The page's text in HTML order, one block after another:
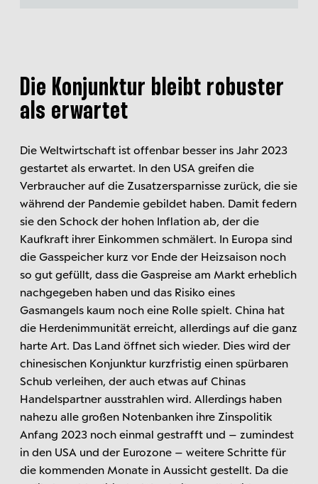
Die Konjunktur bleibt robuster
als erwartet
Die Weltwirtschaft ist offenbar besser ins Jahr 2023
gestartet als erwartet. In den USA greifen die
Verbraucher auf die Zusatzersparnisse zurück, die sie
während der Pandemie gebildet haben. Damit federn
sie den Schock der hohen Inflation ab, der die
Kaufkraft ihrer Einkommen schmälert. In Europa sind
die Gasspeicher kurz vor Ende der Heizsaison noch
so gut gefüllt, dass die Gaspreise am Markt erheblich
nachgegeben haben und das Risiko eines
Gasmangels kaum noch eine Rolle spielt. China hat
die Herdenimmunität erreicht, allerdings auf die ganz
harte Art. Das Land öffnet sich wieder. Dies wird der
chinesischen Konjunktur kurzfristig einen spürbaren
Schub verleihen, der auch etwas auf Chinas
Handelspartner ausstrahlen wird. Allerdings haben
nahezu alle großen Notenbanken ihre Zinspolitik
Anfang 2023 noch einmal gestrafft und – zumindest
in den USA und der Eurozone – weitere Schritte für
die kommenden Monate in Aussicht gestellt. Da die